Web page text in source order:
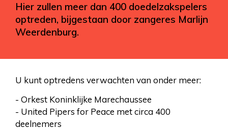
Hier zullen meer dan 400 doedelzakspelers
optreden, bijgestaan door zangeres Marlijn
Weerdenburg.
U kunt optredens verwachten van onder meer:
- Orkest Koninklijke Marechaussee
- United Pipers for Peace met circa 400
deelnemers